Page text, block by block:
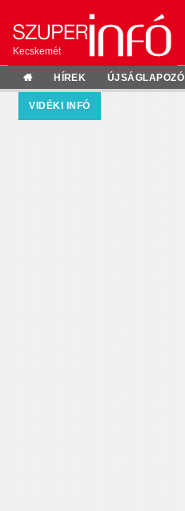
Kecskemét
HÍREK ÚJSÁGLAPOZÓ
VIDÉKI INFÓ